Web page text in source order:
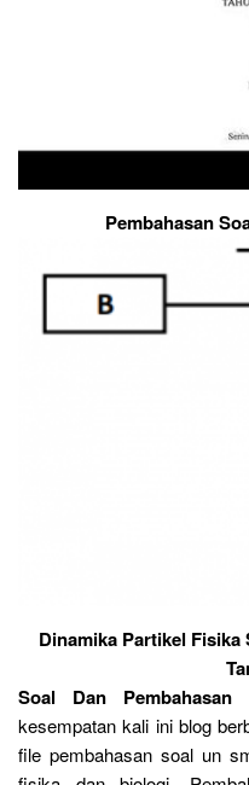
Pembahasan
Dinamika Partikel Fisika
Soal Dan
kesempatan kali ini blog
file pembahasan soal un